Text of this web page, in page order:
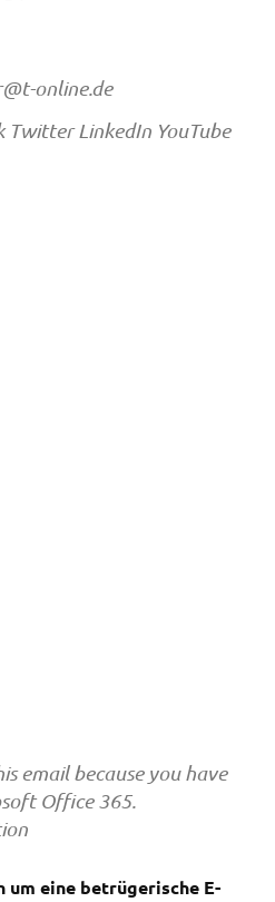
online.de
Twitter LinkedIn YouTube
email because you have
Office 365.
um eine betrügerische E-